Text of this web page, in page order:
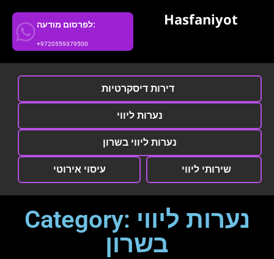
לפרסום מודעה:
+9720559379500
Hasfaniyot
דירות דיסקרטיות
נערות ליווי
נערות ליווי בשרון
עיסוי אירוטי שירותי ליווי
Category: נערות ליווי
בשרון